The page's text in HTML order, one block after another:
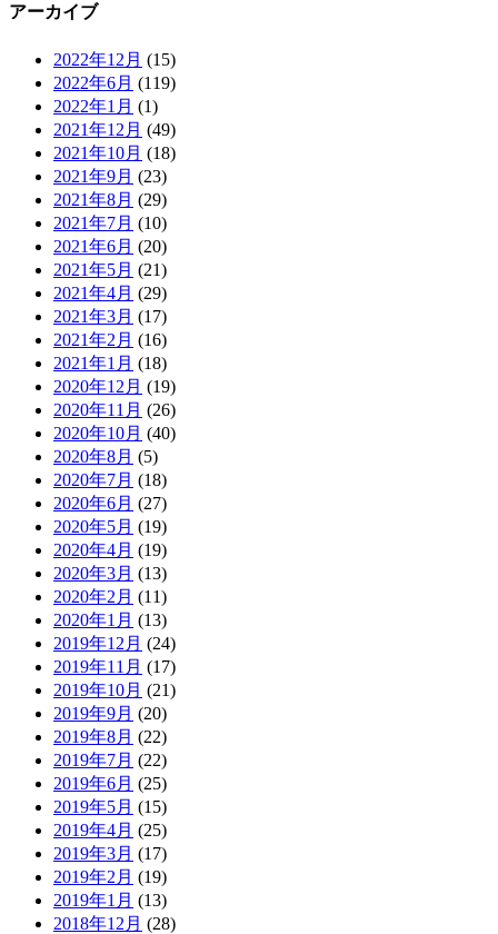
アーカイブ
2022年12月 (15)
2022年6月 (119)
2022年1月 (1)
2021年12月 (49)
2021年10月 (18)
2021年9月 (23)
2021年8月 (29)
2021年7月 (10)
2021年6月 (20)
2021年5月 (21)
2021年4月 (29)
2021年3月 (17)
2021年2月 (16)
2021年1月 (18)
2020年12月 (19)
2020年11月 (26)
2020年10月 (40)
2020年8月 (5)
2020年7月 (18)
2020年6月 (27)
2020年5月 (19)
2020年4月 (19)
2020年3月 (13)
2020年2月 (11)
2020年1月 (13)
2019年12月 (24)
2019年11月 (17)
2019年10月 (21)
2019年9月 (20)
2019年8月 (22)
2019年7月 (22)
2019年6月 (25)
2019年5月 (15)
2019年4月 (25)
2019年3月 (17)
2019年2月 (19)
2019年1月 (13)
2018年12月 (28)